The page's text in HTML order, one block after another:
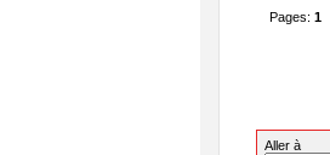
Pages: 1
Aller à